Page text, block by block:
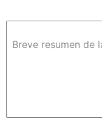
Breve resumen de